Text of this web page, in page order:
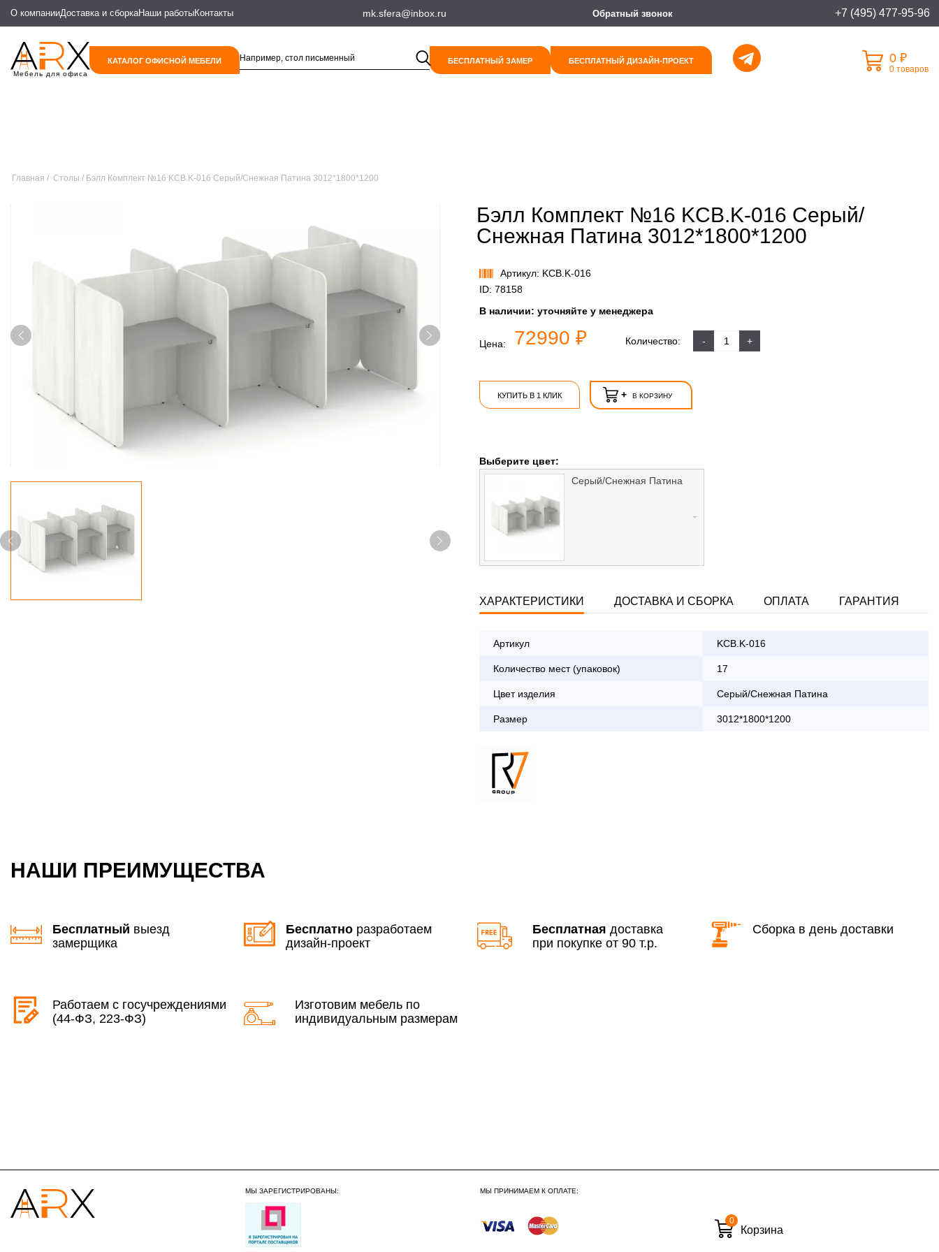
О компанииДоставка и сборкаНаши работыКонтакты mk.sfera@inbox.ru Обратный звонок +7 (495) 477-95-96
Мебель для офиса
КАТАЛОГ ОФИСНОЙ МЕБЕЛИ БЕСПЛАТНЫЙ ЗАМЕР БЕСПЛАТНЫЙ ДИЗАЙН-ПРОЕКТ 0 ₽
0 товаров
Главная Столы Бэлл Комплект №16 KCB.K-016 Серый/Снежная Патина 3012*1800*1200
Бэлл Комплект №16 KCB.K-016 Серый/
Снежная Патина 3012*1800*1200
Артикул: KCB.K-016
ID: 78158
В наличии:уточняйте у менеджера
Цена: 72990 ₽ Количество: - +
КУПИТЬ В 1 КЛИК + В КОРЗИНУ
Выберите цвет:
Серый/Снежная Патина
ХАРАКТЕРИСТИКИ ДОСТАВКА И СБОРКА ОПЛАТА ГАРАНТИЯ
Артикул KCB.K-016
Количество мест (упаковок) 17
Цвет изделия Серый/Снежная Патина
Размер 3012*1800*1200
По Москве в пределах МКАД осуществляется в будние дни
Свыше 90 000 руб.
Сборка по Московской области при заказе:
Свыше 300 000 руб.
Оплата заказа банковской картой
НАШИ ПРЕИМУЩЕСТВА
Бесплатный выезд
замерщика
Бесплатно разработаем
дизайн-проект
Бесплатная доставка
при покупке от 90 т.р.
Сборка в день доставки
Работаем с госучреждениями
(44-ФЗ, 223-ФЗ)
Изготовим мебель по
индивидуальным размерам
МЫ ЗАРЕГИСТРИРОВАНЫ: МЫ ПРИНИМАЕМ К ОПЛАТЕ:
0
Корзина